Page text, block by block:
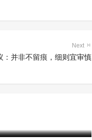
Next
：并非不留痕，细则宜审慎